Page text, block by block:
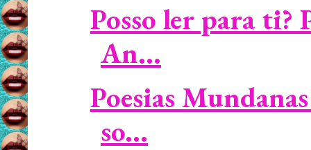
Posso ler para ti?
An...
Poesias
so...